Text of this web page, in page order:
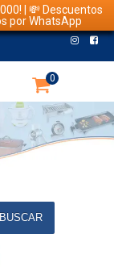
| 💸 Descuentos
por WhatsApp
0
BUSCAR